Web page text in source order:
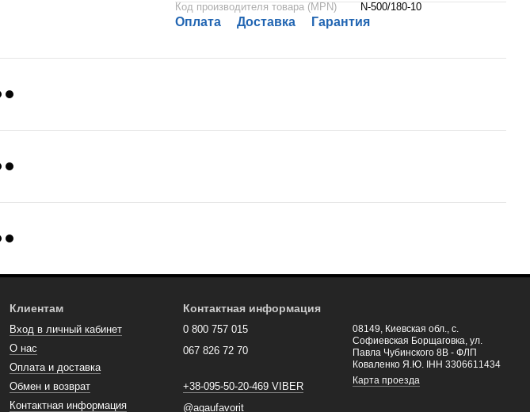
Код производителя товара (MPN)
N-500/180-10
Оплата Доставка Гарантия
Клиентам
Вход в личный кабинет
О нас
Оплата и доставка
Обмен и возврат
Контактная информация
Контактная информация
0 800 757 015
067 826 72 70
+38-095-50-20-469 VIBER
@aqaufavorit
08149, Киевская обл., с.
Софиевская Борщаговка, ул.
Павла Чубинского 8В - ФЛП
Коваленко Я.Ю. ІНН 3306611434
Карта проезда